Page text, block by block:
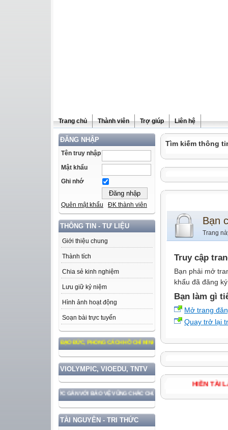
Trang chủ Thành viên Trợ giúp Liên hệ
ĐĂNG NHẬP
Tên truy nhập
Mật khẩu
Ghi nhớ
Quên mật khẩu ĐK thành viên
THÔNG TIN - TƯ LIỆU
Giới thiệu chung
Thành tích
Chia sẻ kinh nghiệm
Lưu giữ kỷ niệm
Hình ảnh hoạt động
Soạn bài trực tuyến
THEO TƯ TƯỞNG, ĐẠO ĐỨC, PHONG CÁCH HỒ CHÍ MINH
VIOLYMPIC, VIOEDU, TNTV
TRIỂN ĐẤT NƯỚC GẮN VỚI BẢO VỆ VỮNG CHẮC CHỦ QUYỀN VÀ ĐỘC LẬP DÂN TỘC!
TÀI NGUYÊN - TRI THỨC
Tìm kiếm thông
Bạn
Trang
Truy cập
Bạn phải mở
khẩu đã đăng
Bạn làm gì
Mở trang
Quay trở lại
HIỀN